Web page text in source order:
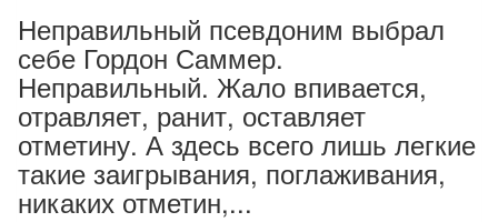
Неправильный псевдоним выбрал
себе Гордон Саммер.
Неправильный. Жало впивается,
отравляет, ранит, оставляет
отметину. А здесь всего лишь легкие
такие заигрывания, поглаживания,
никаких отметин,...